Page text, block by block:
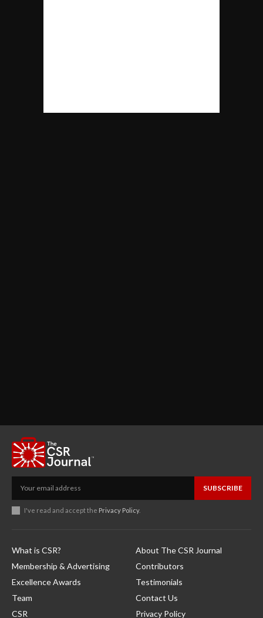
SUBSCRIBE
I've read and accept the Privacy Policy.
What is CSR?
Membership & Advertising
Excellence Awards
Team
CSR
About The CSR Journal
Contributors
Testimonials
Contact Us
Privacy Policy